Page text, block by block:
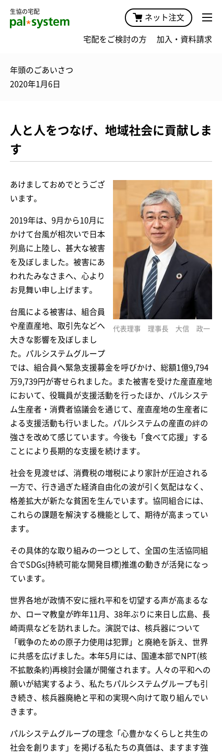
生協の宅配
ネット注文
宅配をご検討の方 加入・資料請求
年頭のごあいさつ
2020年1月6日
人と人をつなげ、地域社会に貢献しま
す
代表理事 理事長 大信 政一
あけましておめでとうござ
います。
2019年は、9月から10月に
かけて台風が相次いで日本
列島に上陸し、甚大な被害
を及ぼしました。被害にあ
われたみなさまへ、心より
お見舞い申し上げます。
台風による被害は、組合員
や産直産地、取引先などへ
大きな影響を及ぼしまし
た。パルシステムグループ
では、組合員へ緊急支援募金を呼びかけ、総額1億9,794
万9,739円が寄せられました。また被害を受けた産直産地
において、役職員が支援活動を行ったほか、パルシステ
ム生産者・消費者協議会を通じて、産直産地の生産者に
よる支援活動も行いました。パルシステムの産直の絆の
強さを改めて感じています。今後も「食べて応援」する
ことにより長期的な支援を続けます。
社会を見渡せば、消費税の増税により家計が圧迫される
一方で、行き過ぎた経済自由化の波が引く気配はなく、
格差拡大が新たな貧困を生んでいます。協同組合には、
これらの課題を解決する機能として、期待が高まってい
ます。
その具体的な取り組みの一つとして、全国の生活協同組
合でSDGs(持続可能な開発目標)推進の動きが活発になっ
ています。
世界各地が政情不安に揺れ平和を切望する声が高まるな
か、ローマ教皇が昨年11月、38年ぶりに来日し広島、長
崎両県などを訪れました。演説では、核兵器について
「戦争のための原子力使用は犯罪」と廃絶を訴え、世界
に共感を広げました。本年5月には、国連本部でNPT(核
不拡散条約)再検討会議が開催されます。人々の平和への
願いが結実するよう、私たちパルシステムグループも引
き続き、核兵器廃絶と平和の実現へ向けて取り組んでい
きます。
パルシステムグループの理念「心豊かなくらしと共生の
社会を創ります」を掲げる私たちの真価は、ますます強